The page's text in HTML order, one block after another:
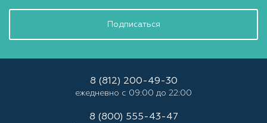
Подписаться
8 (812) 200-49-30
ежедневно с 09:00 до 22:00
8 (800) 555-43-47